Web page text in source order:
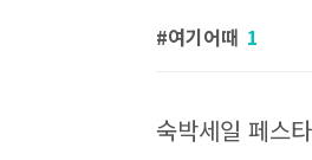
여기어때 1